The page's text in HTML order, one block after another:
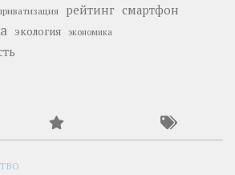
рейтинг смартфон
экология экономика